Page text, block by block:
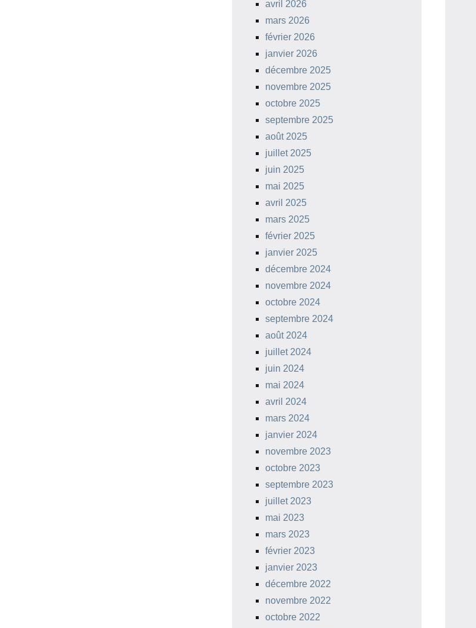
avril 2026
mars 2026
février 2026
janvier 2026
décembre 2025
novembre 2025
octobre 2025
septembre 2025
août 2025
juillet 2025
juin 2025
mai 2025
avril 2025
mars 2025
février 2025
janvier 2025
décembre 2024
novembre 2024
octobre 2024
septembre 2024
août 2024
juillet 2024
juin 2024
mai 2024
avril 2024
mars 2024
janvier 2024
novembre 2023
octobre 2023
septembre 2023
juillet 2023
mai 2023
mars 2023
février 2023
janvier 2023
décembre 2022
novembre 2022
octobre 2022